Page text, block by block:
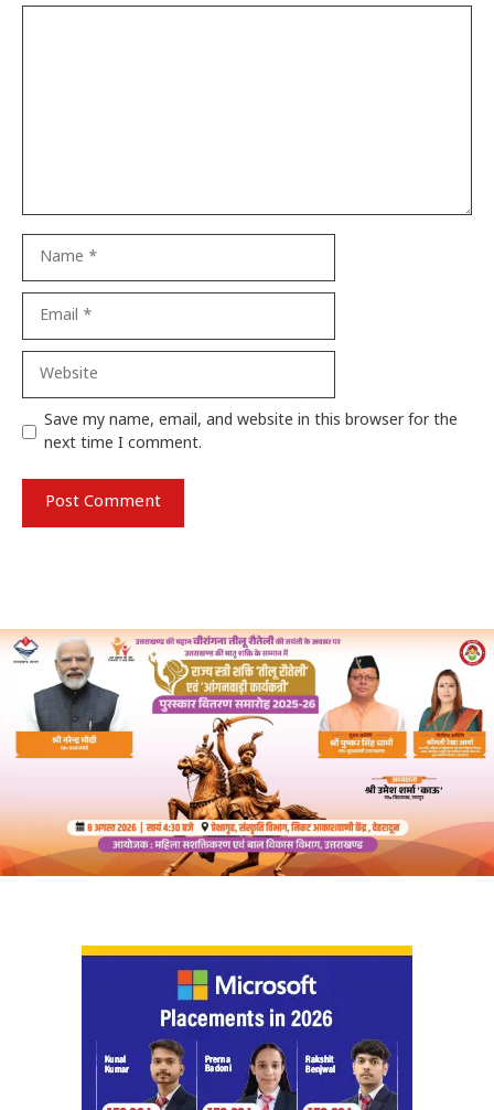
Save my name, email, and website in this browser for the
next time I comment.